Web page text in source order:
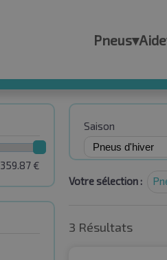
Pneus▾Aide
359.87 €
Saison
Votre sélection :
3 Résultats